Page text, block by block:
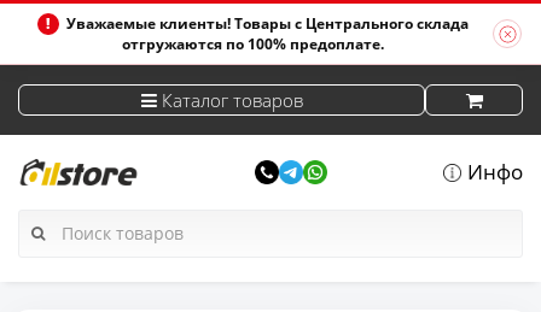
Уважаемые клиенты! Товары с Центрального склада
отгружаются по 100% предоплате.
Каталог товаров
Инфо